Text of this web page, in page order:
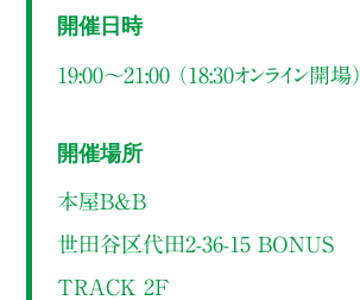
開催日時
19:00～21:00 （18:30オンライン開場）
開催場所
本屋B&B
世田谷区代田2-36-15 BONUS
TRACK 2F